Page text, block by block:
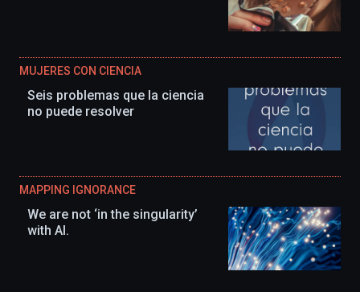
MUJERES CON CIENCIA
Seis problemas que la ciencia
no puede resolver
MAPPING IGNORANCE
We are not ‘in the singularity’
with AI.